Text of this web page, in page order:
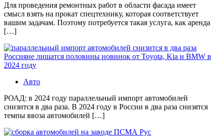
Для проведения ремонтных работ в области фасада имеет
смысл взять на прокат спецтехнику, которая соответствует
вашим задачам. Поэтому потребуется такая услуга, как аренда
[…]
Россияне лишатся половины новинок от Toyota, Kia и BMW в
2024 году
Авто
РОАД: в 2024 году параллельный импорт автомобилей
снизится в два раза. В 2024 году в России в два раза снизятся
темпы ввоза автомобилей […]